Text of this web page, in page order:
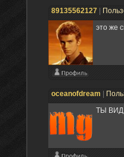
89135562127
это же
oceanofdream
ТЫ